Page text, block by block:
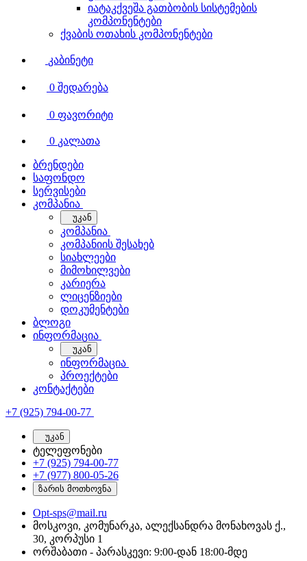
იატაკქვეშა გათბობის სისტემების
კომპონენტები
ქვაბის ოთახის კომპონენტები
კაბინეტი
0 შედარება
0 ფავორიტი
0 კალათა
ბრენდები
საფონდო
სერვისები
კომპანია
უკან
კომპანია
კომპანიის შესახებ
სიახლეები
მიმოხილვები
კარიერა
ლიცენზიები
დოკუმენტები
ბლოგი
ინფორმაცია
უკან
ინფორმაცია
პროექტები
კონტაქტები
+7 (925) 794-00-77
უკან
ტელეფონები
+7 (925) 794-00-77
+7 (977) 800-05-26
ზარის მოთხოვნა
Opt-sps@mail.ru
მოსკოვი, კომუნარკა, ალექსანდრა მონახოვას ქ.,
30, კორპუსი 1
ორშაბათი - პარასკევი: 9:00-დან 18:00-მდე